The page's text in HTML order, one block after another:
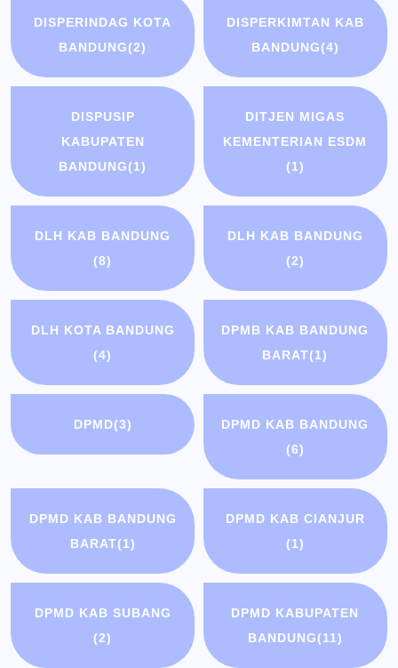
DISPERINDAG KOTA
BANDUNG(2)
DISPERKIMTAN KAB
BANDUNG(4)
DISPUSIP
KABUPATEN
BANDUNG(1)
DITJEN MIGAS
KEMENTERIAN ESDM
(1)
DLH KAB BANDUNG
(8)
DLH KAB BANDUNG
(2)
DLH KOTA BANDUNG
(4)
DPMB KAB BANDUNG
BARAT(1)
DPMD(3)
DPMD KAB BANDUNG
(6)
DPMD KAB BANDUNG
BARAT(1)
DPMD KAB CIANJUR
(1)
DPMD KAB SUBANG
(2)
DPMD KABUPATEN
BANDUNG(11)